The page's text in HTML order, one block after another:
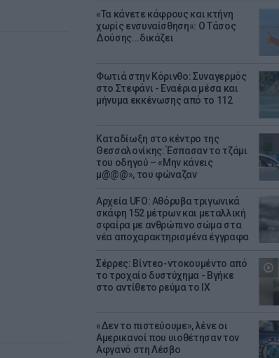
«Τα κάνετε κάφρους και κτήνη
χωρίς ενσυναίσθηση»: Ο Τάσος
Δούσης...δικάζει
Φωτιά στην Κόρινθο: Συναγερμός
στο Στεφάνι - Εναέρια μέσα και
μήνυμα εκκένωσης από το 112
Καταδίωξη στο κέντρο της
Θεσσαλονίκης: Έσπασαν το τζάμι
του οδηγού – «Μην κάνεις
μ@@@», του φώναζαν
Αρχεία UFO: Αθόρυβα τριγωνικά
σκάφη 152 μέτρων και μεταλλική
σφαίρα με ανθρώπινο σώμα στα
νέα αποχαρακτηρισμένα έγγραφα
Σέρρες: Βίντεο-ντοκουμέντο από
το τροχαίο δυστύχημα - Βγήκε
στο αντίθετο ρεύμα το ΙΧ
«Δεν το πιστεύουμε», λένε οι
Αμερικανοί που υιοθέτησαν τον
Αφγανό στη Λέσβο